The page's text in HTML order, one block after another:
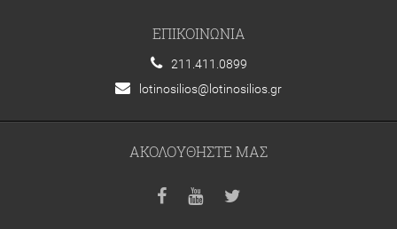
ΕΠΙΚΟΙΝΩΝΙΑ
211.411.0899
lotinosilios@lotinosilios.gr
ΑΚΟΛΟΥΘΗΣΤΕ ΜΑΣ